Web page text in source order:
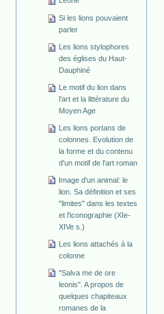
Si les lions pouvaient
parler
Les lions stylophores
des églises du Haut-
Dauphiné
Le motif du lion dans
l'art et la littérature du
Moyen Age
Les lions portans de
colonnes. Evolution de
la forme et du contenu
d'un motif de l'art roman
Image d'un animal: le
lion. Sa définition et ses
"limites" dans les textes
et l'iconographie (XIe-
XIVe s.)
Les lions attachés à la
colonne
"Salva me de ore
leonis". A propos de
quelques chapiteaux
romanes de la